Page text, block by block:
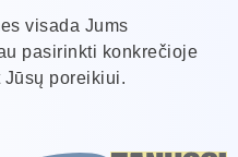
visada Jums
pasirinkti konkrečioje
poreikiui.